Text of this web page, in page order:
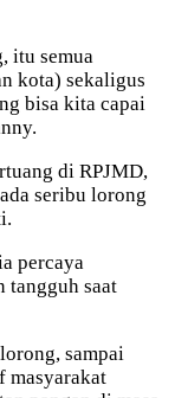
itu semua
kota) sekaligus
bisa kita capai
di RPJMD,
seribu lorong
percaya
tangguh saat
sampai
masyarakat